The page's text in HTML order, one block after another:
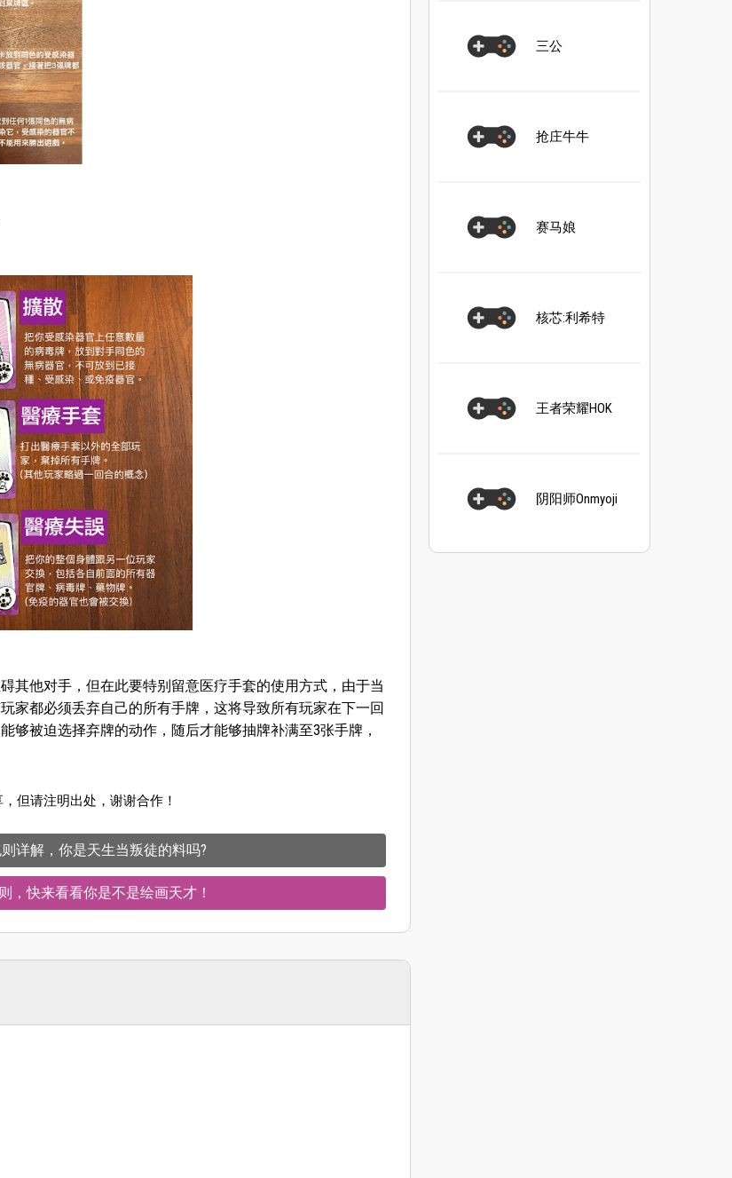
其他对手，但在此要特别留意医疗手套的使用方式，由于当
家都必须丢弃自己的所有手牌，这将导致所有玩家在下一回
够被迫选择弃牌的动作，随后才能够抽牌补满至3张手牌，
但请注明出处，谢谢合作！
详解，你是天生当叛徒的料吗?
，快来看看你是不是绘画天才！
三公
抢庄牛牛
赛马娘
核芯:利希特
王者荣耀HOK
阴阳师Onmyoji